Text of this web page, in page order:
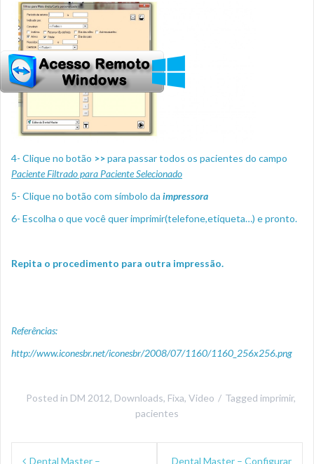
4- Clique no botão >>para passar todos os pacientes do campo
Paciente Filtrado para Paciente Selecionado
5- Clique no botão com símbolo da impressora
6- Escolha o que você quer imprimir(telefone,etiqueta…) e pronto.
Repita o procedimento para outra impressão.
Referências:
http://www.iconesbr.net/iconesbr/2008/07/1160/1160_256x256.png
Posted in DM 2012, Downloads, Fixa, Video Tagged imprimir,
pacientes
Navegação
Dental Master –
Dental Master – Configurar